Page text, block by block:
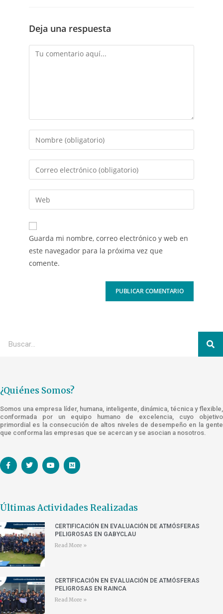
Deja una respuesta
Guarda mi nombre, correo electrónico y web en
este navegador para la próxima vez que
comente.
¿Quiénes Somos?
Somos una empresa líder, humana, inteligente, dinámica, técnica y flexible,
conformada por un equipo humano de excelencia, cuyo objetivo
primordial es la consecución de altos niveles de desempeño en la gente
que conforma las empresas que se acercan y se asocian a nosotros.
Últimas Actividades Realizadas
CERTIFICACIÓN EN EVALUACIÓN DE ATMÓSFERAS
PELIGROSAS EN GABYCLAU
Read More »
CERTIFICACIÓN EN EVALUACIÓN DE ATMÓSFERAS
PELIGROSAS EN RAINCA
Read More »